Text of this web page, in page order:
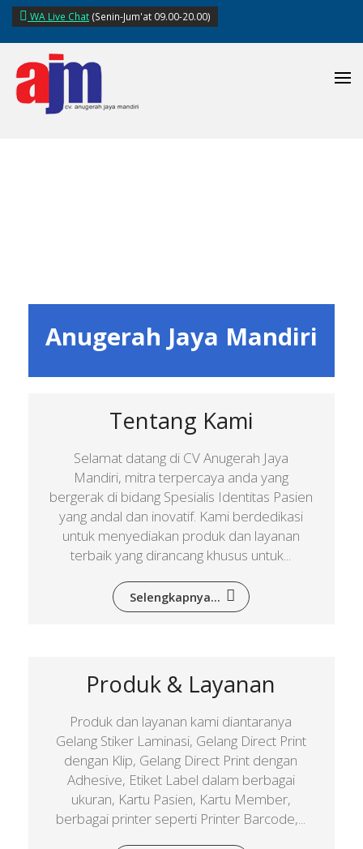
Skip to main content
WA Live Chat (Senin-Jum'at 09.00-20.00)
Anugerah Jaya Mandiri
Tentang Kami
Selamat datang di CV Anugerah Jaya
Mandiri, mitra terpercaya anda yang
bergerak di bidang Spesialis Identitas Pasien
yang andal dan inovatif. Kami berdedikasi
untuk menyediakan produk dan layanan
terbaik yang dirancang khusus untuk...
Selengkapnya...
Produk & Layanan
Produk dan layanan kami diantaranya
Gelang Stiker Laminasi, Gelang Direct Print
dengan Klip, Gelang Direct Print dengan
Adhesive, Etiket Label dalam berbagai
ukuran, Kartu Pasien, Kartu Member,
berbagai printer seperti Printer Barcode,...